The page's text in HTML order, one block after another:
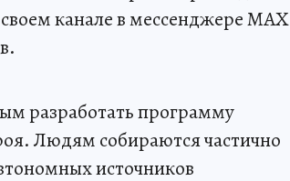
канале в мессенджере MAX
разработать программу
Людям собираются частично
источников